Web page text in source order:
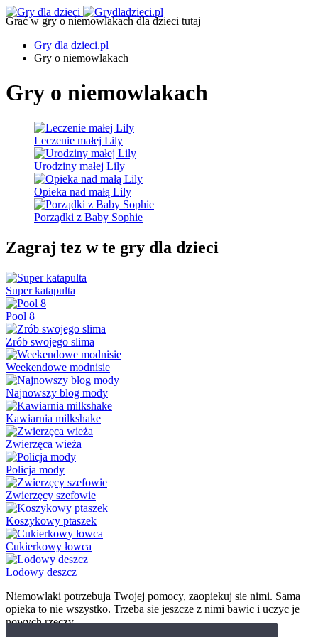
Grać w gry o niemowlakach dla dzieci tutaj
Gry dla dzieci.pl
Gry o niemowlakach
Gry o niemowlakach
Leczenie małej Lily
Urodziny małej Lily
Opieka nad małą Lily
Porządki z Baby Sophie
Zagraj tez w te gry dla dzieci
Super katapulta
Pool 8
Zrób swojego slima
Weekendowe modnisie
Najnowszy blog mody
Kawiarnia milkshake
Zwierzęca wieża
Policja mody
Zwierzęcy szefowie
Koszykowy ptaszek
Cukierkowy łowca
Lodowy deszcz
Niemowlaki potrzebuja Twojej pomocy, zaopiekuj sie nimi. Sama
opieka to nie wszystko. Trzeba sie jeszcze z nimi bawic i uczyc je
nowych rzeczy.